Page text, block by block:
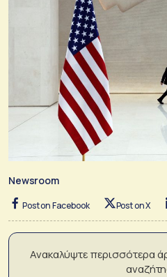
Newsroom
Post on Facebook Post on X
Ανακαλύψτε περισσότερα